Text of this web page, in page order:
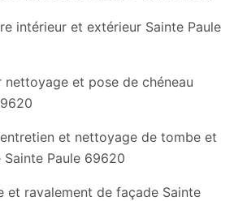
intérieur et extérieur Sainte Paule
nettoyage et pose de chéneau
et nettoyage de tombe et
Paule 69620
et ravalement de façade Sainte